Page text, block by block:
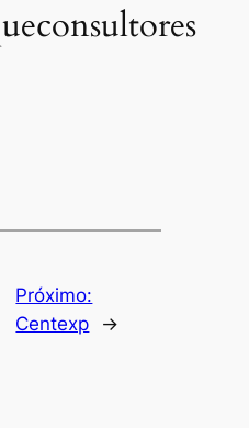
Próximo:
Centexp
→